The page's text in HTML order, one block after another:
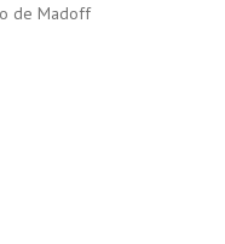
de Madoff